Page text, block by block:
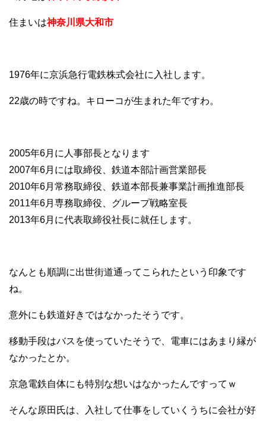
住まいは神奈川県大和市
1976年に京浜急行電鉄株式会社に入社します。
22歳の時ですね。キローコが生まれた年ですわ。
2005年6月に人事部長となります
2007年6月には取締役、鉄道本部計画営業部長
2010年6月常務取締役、鉄道本部長兼事業計画推進部長
2011年6月専務取締役、グループ戦略室長
2013年6月に代表取締役社長に就任します。
なんとも順調に出世街道通ってこられたという印象です
ね。
意外にも鉄道好きではなかったそうです。
移動手段はバスを使っていたそうで、電車にはあまり縁が
なかったとか。
京急電鉄自体にも特別な想いはなかったんですってｗ
そんな原田氏は、入社して仕事をしていくうちに会社が好